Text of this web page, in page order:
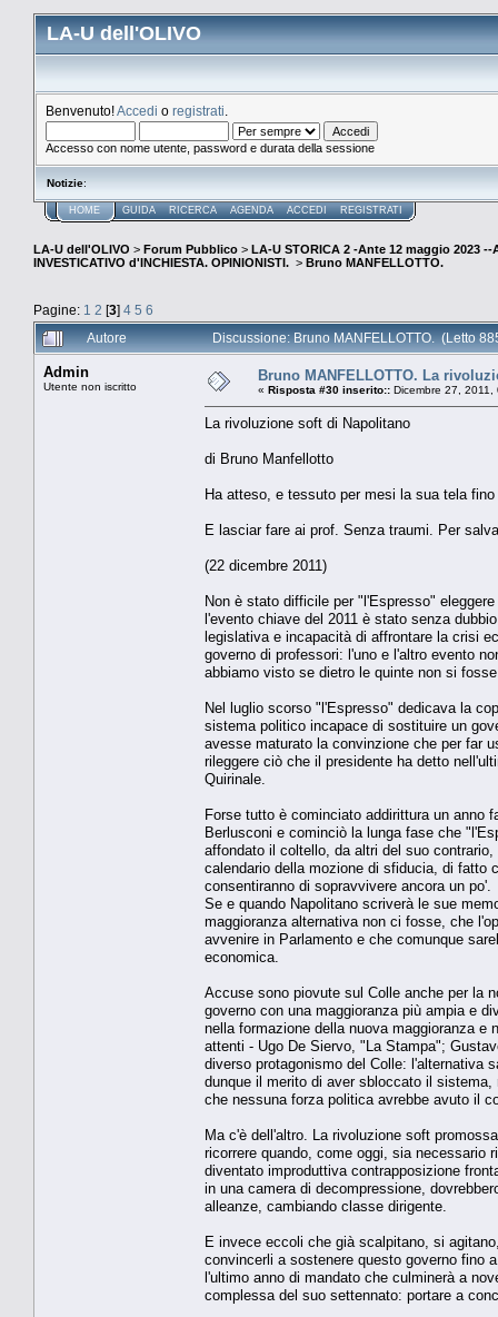
LA-U dell'OLIVO
Benvenuto!Accedi o registrati
Accesso con nome utente, password e durata della sessione
Notizie:
HOME GUIDA RICERCA AGENDA ACCEDI REGISTRATI
LA-U dell'OLIVO > Forum Pubblico > LA-U STORICA 2 -Ante 12 maggio 2023 --
INVESTICATIVO d'INCHIESTA. OPINIONISTI. > Bruno MANFELLOTTO.
Pagine: 1 2 [3] 4 5 6
Autore
Discussione: Bruno MANFELLOTTO. (Letto
Admin
Utente non iscritto
Bruno MANFELLOTTO. La
« Risposta #30 inserito:: Dicembre 27,
La rivoluzione soft di Napolitano
di Bruno Manfellotto
Ha atteso, e tessuto per mesi la sua tela
E lasciar fare ai prof. Senza traumi. Per
(22 dicembre 2011)
Non è stato difficile per "l'Espresso"
l'evento chiave del 2011 è stato senza
legislativa e incapacità di affrontare la crisi
governo di professori: l'uno e l'altro evento
abbiamo visto se dietro le quinte non si
Nel luglio scorso "l'Espresso" dedicava la
sistema politico incapace di sostituire un
avesse maturato la convinzione che per far
rileggere ciò che il presidente ha detto
Quirinale.
Forse tutto è cominciato addirittura un anno
Berlusconi e cominciò la lunga fase che
affondato il coltello, da altri del suo
calendario della mozione di sfiducia, di fatto
consentiranno di sopravvivere ancora un po'.
Se e quando Napolitano scriverà le sue
maggioranza alternativa non ci fosse, che
avvenire in Parlamento e che comunque
economica.
Accuse sono piovute sul Colle anche per la
governo con una maggioranza più ampia e
nella formazione della nuova maggioranza
attenti - Ugo De Siervo, "La Stampa";
diverso protagonismo del Colle: l'alternativa
dunque il merito di aver sbloccato il
che nessuna forza politica avrebbe avuto il
Ma c'è dell'altro. La rivoluzione soft
ricorrere quando, come oggi, sia necessario
diventato improduttiva contrapposizione
in una camera di decompressione,
alleanze, cambiando classe dirigente.
E invece eccoli che già scalpitano, si
convincerli a sostenere questo governo fino
l'ultimo anno di mandato che culminerà a
complessa del suo settennato: portare a